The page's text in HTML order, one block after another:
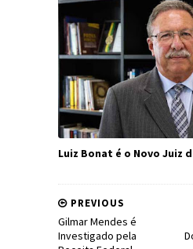
Luiz Bonat é o Novo Juiz
PREVIOUS
Gilmar Mendes é
Investigado pela